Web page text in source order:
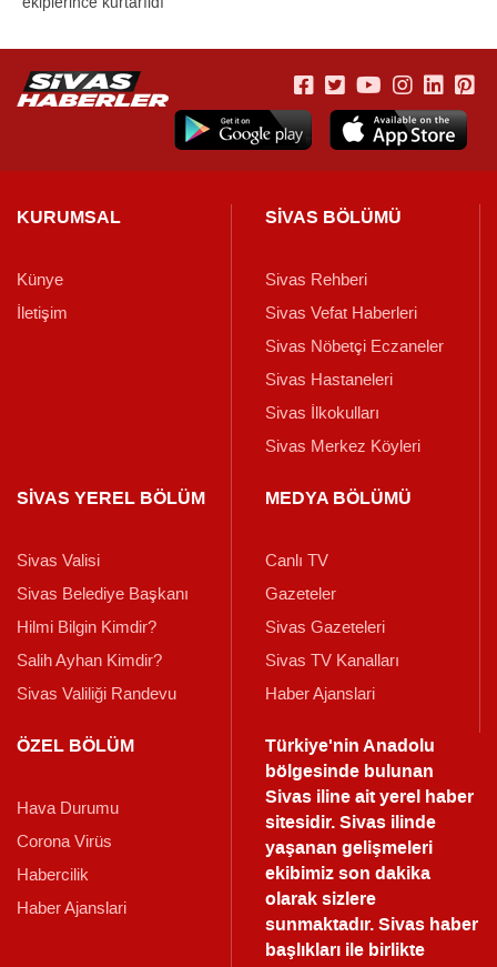
KURUMSAL
Künye
İletişim
SİVAS BÖLÜMÜ
Sivas Rehberi
Sivas Vefat Haberleri
Sivas Nöbetçi Eczaneler
Sivas Hastaneleri
Sivas İlkokulları
Sivas Merkez Köyleri
SİVAS YEREL BÖLÜM
Sivas Valisi
Sivas Belediye Başkanı
Hilmi Bilgin Kimdir?
Salih Ayhan Kimdir?
Sivas Valiliği Randevu
MEDYA BÖLÜMÜ
Canlı TV
Gazeteler
Sivas Gazeteleri
Sivas TV Kanalları
Haber Ajanslari
ÖZEL BÖLÜM
Hava Durumu
Corona Virüs
Habercilik
Haber Ajanslari
Türkiye'nin Anadolu
bölgesinde bulunan
Sivas iline ait yerel haber
sitesidir. Sivas ilinde
yaşanan gelişmeleri
ekibimiz son dakika
olarak sizlere
sunmaktadır.Sivas haber
başlıkları ile birlikte